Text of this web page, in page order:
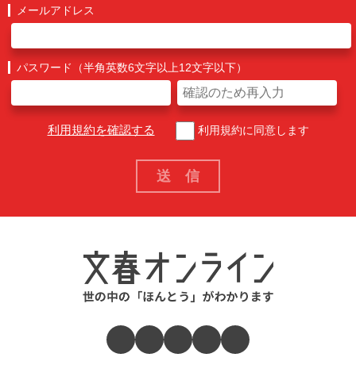
メールアドレス
パスワード（半角英数6文字以上12文字以下）
利用規約を確認する 利用規約に同意します